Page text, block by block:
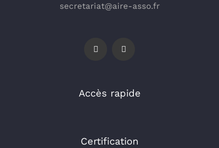
secretariat@aire-asso.fr
Accès rapide
Certification